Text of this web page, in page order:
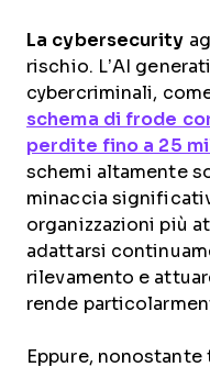
La cybersecurity
rischio. L’AI
cybercriminali,
schema di frode
perdite fino a 25
schemi altamente
minaccia
organizzazioni più
adattarsi
rilevamento e
rende
Eppure,